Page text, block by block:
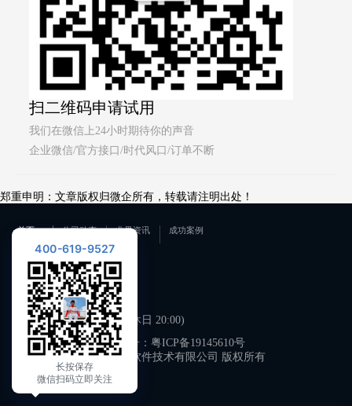
扫二维码申请试用
我们在微信上24小时期待你的声音
企业微信/官方接口/时代风口/订单不断
郑重申明：文章版权归微企所有，转载请注明出处！
首页 公司动态 业界资讯 成功案例
联系我们
400-619-9527
工作日 09:00-21:00 (双休日 20:00)
备案号： 粤ICP备19145610号
广州微企软件技术有限公司 版权所有
400-619-9527
长按保存
微信扫码立即关注